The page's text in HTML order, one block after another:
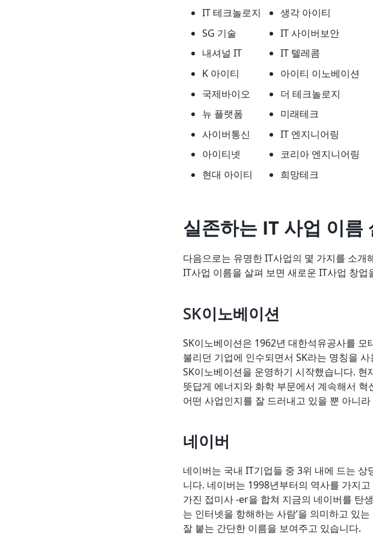
IT 테크놀로지
SG 기술
내셔널 IT
K 아이티
국제바이오
뉴 플랫폼
사이버통신
아이티넷
현대 아이티
생각 아이티
IT 사이버보안
IT 텔레콤
아이티 이노베이션
더 테크놀로지
미래테크
IT 엔지니어링
코리아 엔지니어링
희망테크
실존하는 IT 사업 이름
다음으로는 유명한 IT사업의 몇 가지를 소
IT사업 이름을 살펴 보면 새로운 IT사업 창
SK이노베이션
SK이노베이션은 1962년 대한석유공사를
불리던 기업에 인수되면서 SK라는 명칭을
SK이노베이션을 운영하기 시작했습니다.
뜻답게 에너지와 화학 부문에서 계속해서
어떤 사업인지를 잘 드러내고 있을 뿐 아니
네이버
네이버는 국내 IT기업들 중 3위 내에 드는
니다. 네이버는 1998년부터의 역사를 가지고
가진 접미사 -er을 합쳐 지금의 네이버를 탄
는 인터넷을 항해하는 사람’을 의미하고 있
잘 붙는 간단한 이름을 보여주고 있습니다.